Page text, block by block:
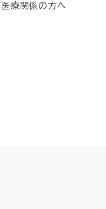
医療関係の方へ